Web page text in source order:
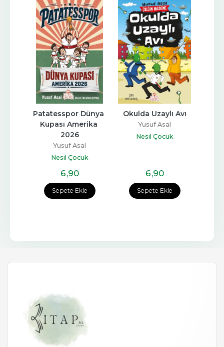
Sepete Ekle
Patatesspor Dünya
Kupası Amerika
2026
Yusuf Asal
Nesil Çocuk
6,90
Sepete Ekle
Okulda Uzaylı Avı
Yusuf Asal
Nesil Çocuk
6,90